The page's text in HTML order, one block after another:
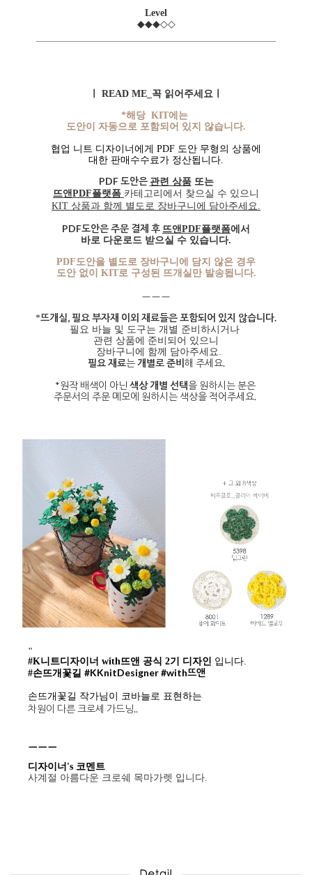
Level
◆◆◆◇◇
ㅣ READ ME_꼭 읽어주세요ㅣ
*해당 KIT에는
도안이 자동으로 포함되어 있지 않습니다.
협업 니트 디자이너에게 PDF 도안 무형의 상품에
대한 판매수수료가 정산됩니다.
PDF 도안은 관련 상품 또는
뜨앤PDF플랫폼 카테고리에서 찾으실 수 있으니
KIT 상품과 함께 별도로 장바구니에 담아주세요.
PDF도안은 주문 결제 후 뜨앤PDF플랫폼에서
바로 다운로드 받으실 수 있습니다.
PDF도안을 별도로 장바구니에 담지 않은 경우
도안 없이 KIT로 구성된 뜨개실만 발송됩니다.
ㅡㅡㅡ
*뜨개실,필요 부자재 이외 재료들은 포함되어 있지 않습니다.
필요 바늘 및 도구는 개별 준비하시거나
관련 상품에 준비되어 있으니
장바구니에 함께 담아주세요.
필요 재료는 개별로 준비 해 주세요.
*원작 배색이 아닌 색상 개별 선택을 원하시는 분은
주문서의 주문 메모에 원하시는 색상을 적어주세요.
"
#K니트디자이너 with뜨앤 공식 2기 디자인 입니다.
#손뜨개꽃길 #KKnitDesigner#with뜨앤
손뜨개꽃길 작가님이 코바늘로 표현하는
차원이 다른 크로셰 가드닝..
ㅡㅡㅡ
디자이너's 코멘트
사계절 아름다운 크로쉐 목마가렛 입니다.